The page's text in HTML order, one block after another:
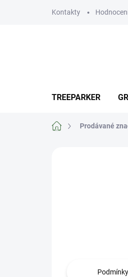
Kontakty
TREEPARKER
Domů Prodávané